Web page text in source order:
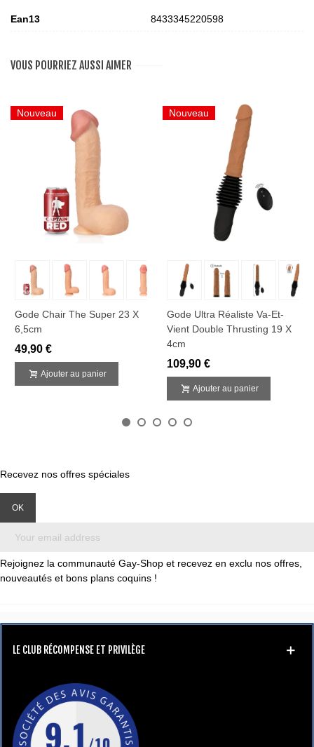
Ean13 8433345220598
VOUS POURRIEZ AUSSI AIMER
Nouveau
Gode Chair The Super 23 X
6,5cm
49,90 €
Ajouter au panier
Nouveau
Gode Ultra Réaliste Va-Et-
Vient Double Thrusting 19 X
4cm
109,90 €
Ajouter au panier
Recevez nos offres spéciales
Rejoignez la communauté Gay-Shop et recevez en exclu nos offres,
nouveautés et bons plans coquins !
LE CLUB RÉCOMPENSE ET PRIVILÈGE